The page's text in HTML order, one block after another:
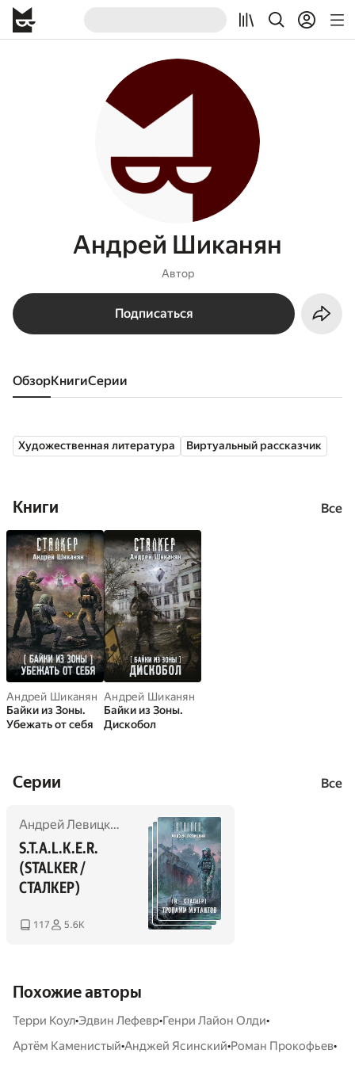
Андрей Шиканян
Автор
Подписаться
Обзор книги серии
Художественная литература Виртуальный рассказчик
Книги Все
Андрей Шиканян
Байки из Зоны.
Убежать от себя
Андрей Шиканян
Байки из Зоны.
Дискобол
Cерии Все
Андрей Левицкий Виктор Ночкин,
S.T.A.L.K.E.R.
(STALKER /
СТАЛКЕР)
117 5.6K
Похожие авторы
Терри Коул•Эдвин Лефевр•Генри Лайон Олди•
Артём Каменистый•Анджей Ясинский•Роман Прокофьев•